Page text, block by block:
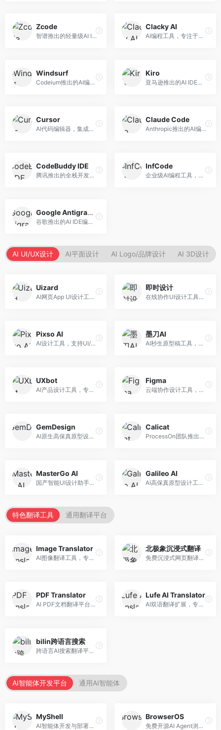
Zcode
智谱推出的轻量级AI IDE，基于GLM模型。面向开发者，提供智能代码补全、代码生成、错误检测等服务，中文编程支持好。
Clacky AI
AI编程工具，专注于代码智能生成与优化。面向开发者，提供代码生成、代码重构、错误修复等服务，编程效率高。
Windsurf
Codeium推出的AI编程工具，专注于代码智能辅助。面向开发者，提供代码补全、代码生成、代码解释等服务，多语言支持完善。
Kiro
亚马逊推出的AI IDE，深度整合AWS云服务。面向AWS开发者，提供代码生成、云服务集成、部署自动化等服务，与AWS生态无缝衔接。
Cursor
AI代码编辑器，集成GPT-4模型，专注于智能编程辅助。面向开发者，提供代码生成、代码解释、错误修复等服务，编程体验流畅，开发效率高。
Claude Code
Anthropic推出的AI编程工具，基于Claude模型。面向开发者，提供代码生成、代码审查、调试辅助等服务，代码质量高，推理能力强。
CodeBuddy IDE
腾讯推出的全栈开发AI IDE，整合腾讯云服务。面向开发者，提供代码生成、调试辅助、部署服务等功能，与腾讯云生态深度整合。
InfCode
企业级AI编程工具，专注于团队协作开发。面向企业开发团队，提供代码生成、代码审查、团队协作等服务，企业级功能完善。
Google Antigravity
谷歌推出的AI IDE编程智能体，整合Google Cloud服务。面向谷歌生态开发者，提供智能编程辅助、云服务集成等功能。
AI UI/UX设计 AI平面设计 AI Logo/品牌设计 AI 3D设计
Uizard
AI网页App UI设计工具，专注于快速界面生成。面向产品经理和设计师，提供线框图转UI、界面生成、设计优化等服务，设计速度快。
即时设计
在线协作UI设计工具，整合AI设计功能。面向设计师和产品团队，提供界面设计、原型制作、设计资源库等服务，国产协作设计平台。
Pixso AI
AI设计工具，支持UI/UX设计全流程。面向设计师和产品团队，提供界面生成、设计优化、协作评审等服务，国产替代方案，团队协作便捷。
墨刀AI
AI秒生原型稿工具，专注于快速原型设计。面向产品经理和设计师，提供原型生成、交互设计、团队协作等服务，原型制作效率高。
UXbot
AI产品设计工具，专注于用户体验优化。面向UX设计师，提供用户研究、设计建议、可用性测试等服务，UX设计支持完善。
Figma
云端协作设计工具，整合AI设计辅助功能。面向UI/UX设计师和产品团队，提供界面设计、原型制作、团队协作等服务，协作功能强大，是UI设计领域的标杆产品。
GemDesign
AI原生高保真原型设计工具，专注于智能设计生成。面向设计师，提供界面生成、设计优化、原型制作等服务，设计自动化程度高。
Calicat
ProcessOn团队推出的产设研协作平台，整合设计与协作功能。面向产品团队，提供设计协作、文档管理、团队沟通等服务，产研协作便捷。
MasterGo AI
国产智能UI设计助手，专注于界面设计自动化。面向UI设计师，提供界面生成、组件设计、设计系统构建等服务，中文用户适配性好。
Galileo AI
AI高保真原型设计工具，专注于UI界面生成。面向设计师和产品团队，提供界面生成、交互设计、设计优化等服务，界面质量高。
特色翻译工具 通用翻译平台
Image Translator
AI图像翻译工具，专注于图片文字翻译。面向设计师和电商从业者，提供图片文字识别、翻译、替换等服务，图像翻译效果好。
北极象沉浸式翻译
免费沉浸式网页翻译工具，专注于阅读体验。面向普通用户，提供网页双语翻译、文档翻译等服务，免费使用，翻译质量高。
PDF Translator
AI PDF文档翻译平台，专注于文档本地化。面向商务人士，提供PDF翻译、格式保留、批量处理等服务，文档翻译专业。
Lufe AI Translator
AI双语翻译扩展，专注于浏览器翻译场景。面向外语内容阅读者，提供网页双语翻译、划词翻译等服务，浏览器集成便捷。
bilin跨语言搜索
跨语言AI搜索翻译平台，专注于信息获取。面向研究者和内容创作者，提供跨语言搜索、内容翻译、信息整合等服务，跨语言检索能力强。
AI智能体开发平台 通用AI智能体
MyShell
AI智能体开发与部署平台，专注于语音交互智能体。面向开发者，提供语音智能体创建、部署服务、社区分享等功能，语音交互能力强。
BrowserOS
免费开源AI Agent浏览器，专注于浏览器自动化。面向开发者，提供浏览器控制、任务自动化、API接口等服务，开源免费。